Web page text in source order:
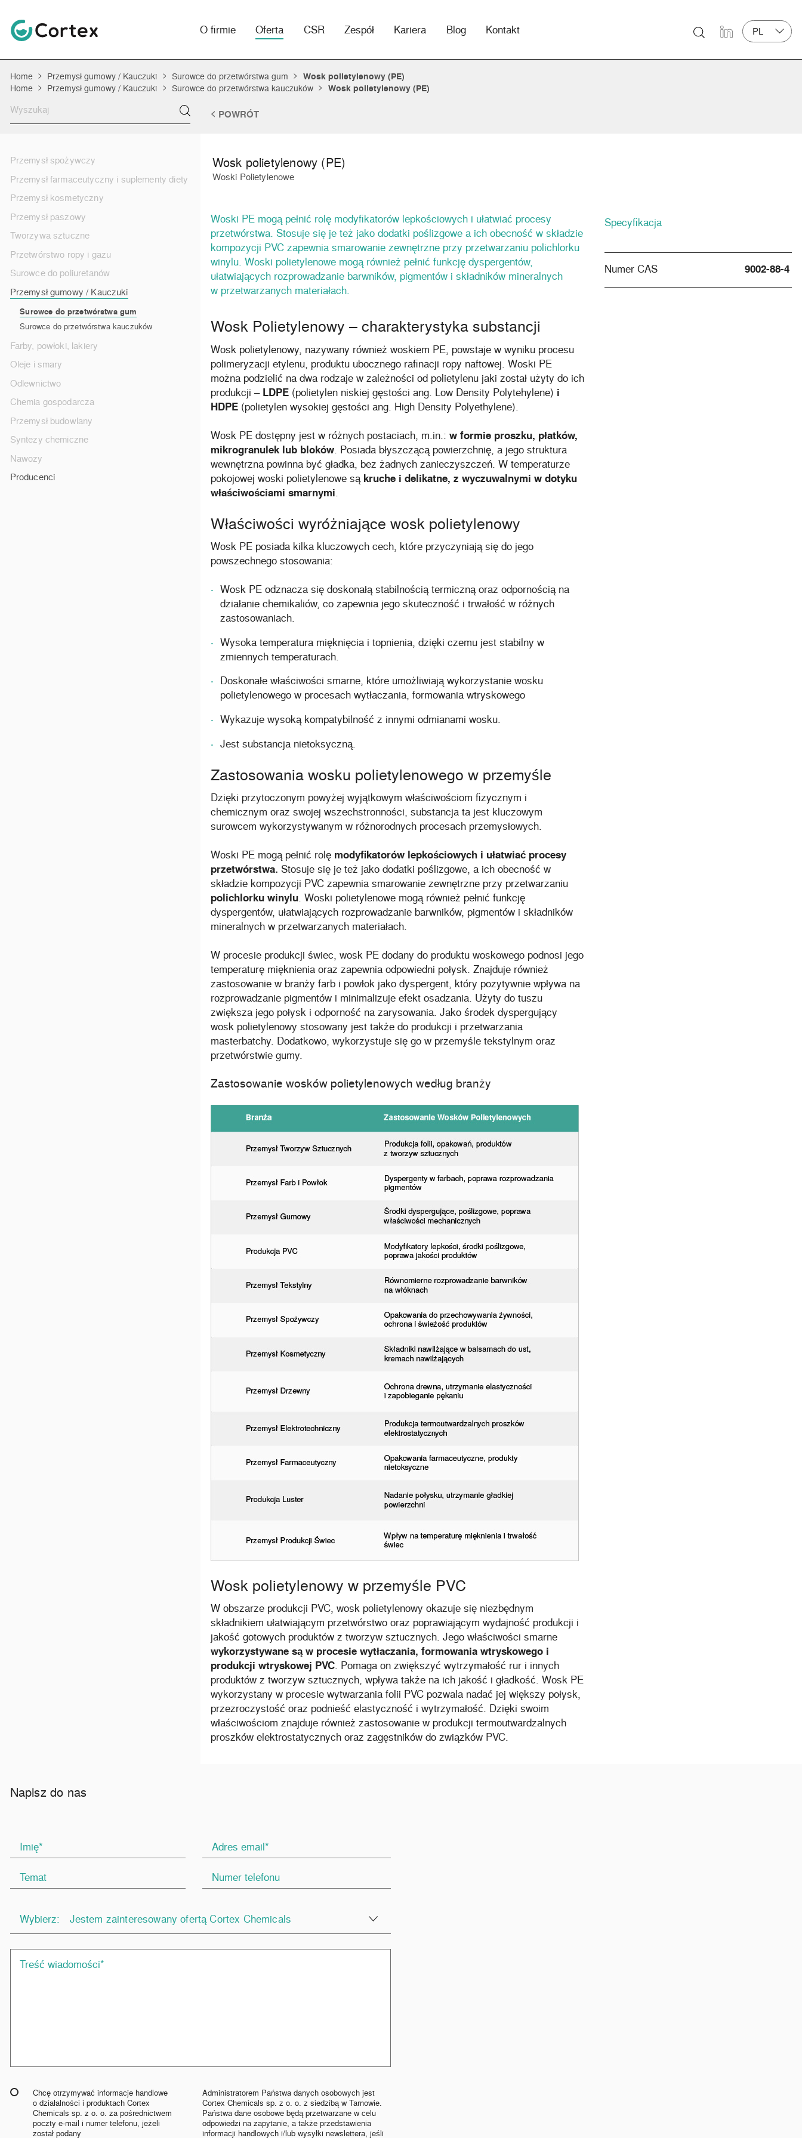
O firmie Oferta CSR Zespół Kariera Blog Kontakt LinkedIn PL
Home Przemysł gumowy / Kauczuki Surowce do przetwórstwa gum Wosk polietylenowy (PE)
Home Przemysł gumowy / Kauczuki Surowce do przetwórstwa kauczuków Wosk polietylenowy (PE)
POWRÓT
Przemysł spożywczy
Przemysł farmaceutyczny i suplementy diety
Przemysł kosmetyczny
Przemysł paszowy
Tworzywa sztuczne
Przetwórstwo ropy i gazu
Surowce do poliuretanów
Przemysł gumowy / Kauczuki
Surowce do przetwórstwa gum
Surowce do przetwórstwa kauczuków
Farby, powłoki, lakiery
Oleje i smary
Odlewnictwo
Chemia gospodarcza
Przemysł budowlany
Syntezy chemiczne
Nawozy
Producenci
Wosk polietylenowy (PE)
Woski Polietylenowe
Woski PE mogą pełnić rolę modyfikatorów lepkościowych i ułatwiać procesy
przetwórstwa. Stosuje się je też jako dodatki poślizgowe a ich obecność w składzie
kompozycji PVC zapewnia smarowanie zewnętrzne przy przetwarzaniu polichlorku
winylu. Woski polietylenowe mogą również pełnić funkcję dyspergentów,
ułatwiających rozprowadzanie barwników, pigmentów i składników mineralnych
w przetwarzanych materiałach.
Wosk Polietylenowy – charakterystyka substancji
Wosk polietylenowy, nazywany również woskiem PE, powstaje w wyniku procesu
polimeryzacji etylenu, produktu ubocznego rafinacji ropy naftowej. Woski PE
można podzielić na dwa rodzaje w zależności od polietylenu jaki został użyty do ich
produkcji –LDPE (polietylen niskiej gęstości ang. Low Density Polytehylene) i
HDPE (polietylen wysokiej gęstości ang. High Density Polyethylene).
Wosk PE dostępny jest w różnych postaciach, m.in.: w formie proszku, płatków,
mikrogranulek lub bloków. Posiada błyszczącą powierzchnię, a jego struktura
wewnętrzna powinna być gładka, bez żadnych zanieczyszczeń. W temperaturze
pokojowej woski polietylenowe sąkruche i delikatne, z wyczuwalnymi w dotyku
właściwościami smarnymi
Właściwości wyróżniające wosk polietylenowy
Wosk PE posiada kilka kluczowych cech, które przyczyniają się do jego
powszechnego stosowania:
Wosk PE odznacza się doskonałą stabilnością termiczną oraz odpornością na
działanie chemikaliów, co zapewnia jego skuteczność i trwałość w różnych
zastosowaniach.
Wysoka temperatura mięknięcia i topnienia, dzięki czemu jest stabilny w
zmiennych temperaturach.
Doskonałe właściwości smarne, które umożliwiają wykorzystanie wosku
polietylenowego w procesach wytłaczania, formowania wtryskowego
Wykazuje wysoką kompatybilność z innymi odmianami wosku.
Jest substancja nietoksyczną.
Zastosowania wosku polietylenowego w przemyśle
Dzięki przytoczonym powyżej wyjątkowym właściwościom fizycznym i
chemicznym oraz swojej wszechstronności, substancja ta jest kluczowym
surowcem wykorzystywanym w różnorodnych procesach przemysłowych.
Woski PE mogą pełnić rolę modyfikatorów lepkościowych i ułatwiać procesy
przetwórstwa. Stosuje się je też jako dodatki poślizgowe, a ich obecność w
składzie kompozycji PVC zapewnia smarowanie zewnętrzne przy przetwarzaniu
polichlorku winylu. Woski polietylenowe mogą również pełnić funkcję
dyspergentów, ułatwiających rozprowadzanie barwników, pigmentów i składników
mineralnych w przetwarzanych materiałach.
W procesie produkcji świec, wosk PE dodany do produktu woskowego podnosi jego
temperaturę mięknienia oraz zapewnia odpowiedni połysk. Znajduje również
zastosowanie w branży farb i powłok jako dyspergent, który pozytywnie wpływa na
rozprowadzanie pigmentów i minimalizuje efekt osadzania. Użyty do tuszu
zwiększa jego połysk i odporność na zarysowania. Jako środek dyspergujący
wosk polietylenowy stosowany jest także do produkcji i przetwarzania
masterbatchy. Dodatkowo, wykorzystuje się go w przemyśle tekstylnym oraz
przetwórstwie gumy.
Zastosowanie wosków polietylenowych według branży
Wosk polietylenowy w przemyśle PVC
W obszarze produkcji PVC, wosk polietylenowy okazuje się niezbędnym
składnikiem ułatwiającym przetwórstwo oraz poprawiającym wydajność produkcji i
jakość gotowych produktów z tworzyw sztucznych. Jego właściwości smarne
wykorzystywane są w procesie wytłaczania, formowania wtryskowego i
produkcji wtryskowej PVC. Pomaga on zwiększyć wytrzymałość rur i innych
produktów z tworzyw sztucznych, wpływa także na ich jakość i gładkość. Wosk PE
wykorzystany w procesie wytwarzania folii PVC pozwala nadać jej większy połysk,
przezroczystość oraz podnieść elastyczność i wytrzymałość. Dzięki swoim
właściwościom znajduje również zastosowanie w produkcji termoutwardzalnych
proszków elektrostatycznych oraz zagęstników do związków PVC.
Specyfikacja
Numer CAS 9002-88-4
Napisz do nas
Wybierz: Jestem zainteresowany ofertą Cortex Chemicals
Chcę otrzymywać informacje handlowe
o działalności i produktach Cortex
Chemicals sp. z o. o. za pośrednictwem
poczty e-mail i numer telefonu, jeżeli
został podany
Administratorem Państwa danych osobowych jest
Cortex Chemicals sp. z o. o. z siedzibą w Tarnowie.
Państwa dane osobowe będą przetwarzane w celu
odpowiedzi na zapytanie, a także przedstawienia
informacji handlowych i/lub wysyłki newslettera, jeśli